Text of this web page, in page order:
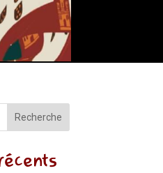
Recherche